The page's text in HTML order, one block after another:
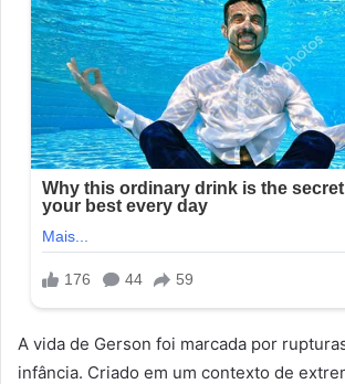
A vida de Gerson foi marcada por
infância. Criado em um contexto de